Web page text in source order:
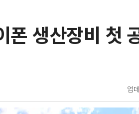
폰 생산장비 첫
업